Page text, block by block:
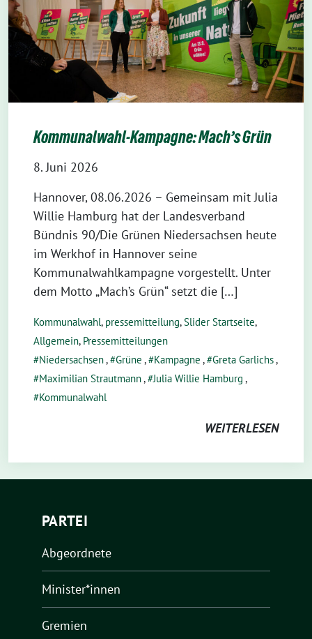
Kommunalwahl-Kampagne: Mach’s Grün
8. Juni 2026
Hannover, 08.06.2026 – Gemeinsam mit Julia
Willie Hamburg hat der Landesverband
Bündnis 90/Die Grünen Niedersachsen heute
im Werkhof in Hannover seine
Kommunalwahlkampagne vorgestellt. Unter
dem Motto „Mach’s Grün“ setzt die […]
Kommunalwahl, pressemitteilung,Slider Startseite,
Allgemein, Pressemitteilungen
Niedersachsen, Grüne , Kampagne , Greta Garlichs,
Maximilian Strautmann, Julia Willie Hamburg ,
Kommunalwahl
WEITERLESEN
PARTEI
Abgeordnete
Minister*innen
Gremien